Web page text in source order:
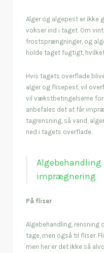
Alger og algepest er ikke
vokser ind i taget. Om
frostsprængninger, og
holde taget fugtigt,
Hvis tagets overflade
alger og flisepest, vil
vil vækstbetingelserne for
anbefales det at får
tagrensning, så vand,
ned i tagets overflade.
Algebehandling
imprægnering
På fliser
Algebehandling,
tage, men også til fliser.
men her er det ikke så